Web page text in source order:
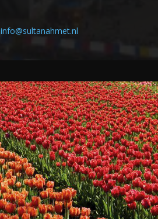
info@sultanahmet.nl